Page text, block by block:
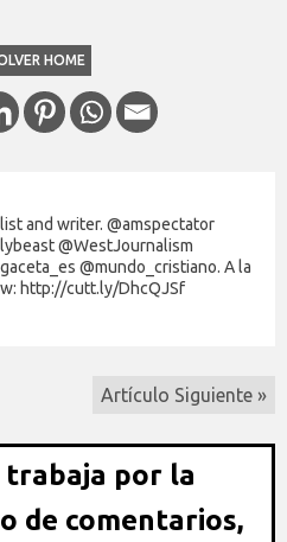
HOME
and writer. @amspectator
@WestJournalism
@mundo_cristiano. A la
http://cutt.ly/DhcQJSf
Artículo Siguiente »
trabaja por la
de comentarios,